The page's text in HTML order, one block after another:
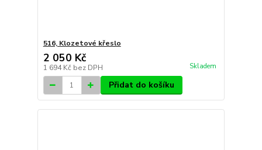
516, Klozetové křeslo
2 050 Kč
1 694 Kč bez DPH Skladem
Přidat do košíku